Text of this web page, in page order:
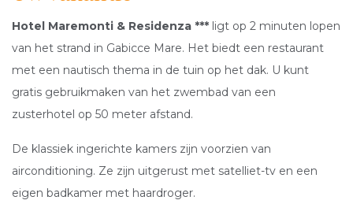
per persoon
per
persoon
BEKIJK EN BOEK
Hotel Maremonti & Residenza *** ligt op 2 minuten lopen
van het strand in Gabicce Mare. Het biedt een restaurant
met een nautisch thema in de tuin op het dak. U kunt
gratis gebruikmaken van het zwembad van een
zusterhotel op 50 meter afstand.
De klassiek ingerichte kamers zijn voorzien van
airconditioning. Ze zijn uitgerust met satelliet-tv en een
eigen badkamer met haardroger.